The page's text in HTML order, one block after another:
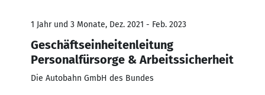
1 Jahr und 3 Monate, Dez. 2021 - Feb. 2023
Geschäftseinheitenleitung
Personalfürsorge & Arbeitssicherheit
Die Autobahn GmbH des Bundes